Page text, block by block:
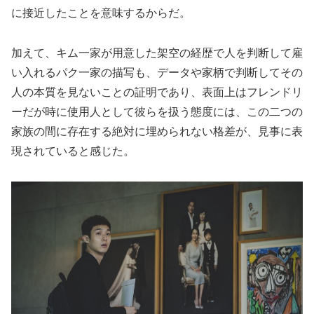
に接近したことを意味するからだ。
加えて、キム一家が用意した架空の経歴で人を判断して雇
い入れるパク一家の描写も、データや家柄で判断してその
人の本質を見ないことの証明であり、表面上はフレンドリ
ーだが時に使用人として彼らを扱う態度には、この二つの
家族の間に存在する絶対に埋められない格差が、見事に表
現されていると感じた。